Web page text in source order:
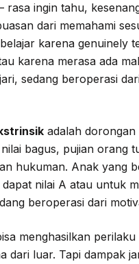
rasa ingin tahu,
dari memahami
karena genuinely
karena merasa ada
sedang beroperasi
adalah dorongan
bagus, pujian orang
hukuman. Anak yang
nilai A atau untuk
beroperasi dari
menghasilkan
dari luar. Tapi dampak